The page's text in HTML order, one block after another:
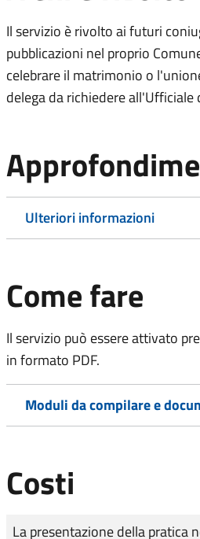
Il servizio è rivolto ai futuri
pubblicazioni nel proprio
celebrare il matrimonio o
delega da richiedere
Ulteriori informazioni
Come fare
Il servizio può essere attivato
in formato PDF.
Moduli da compilare e
Costi
Tipo di pagamento
Importo
La presentazione della pratica